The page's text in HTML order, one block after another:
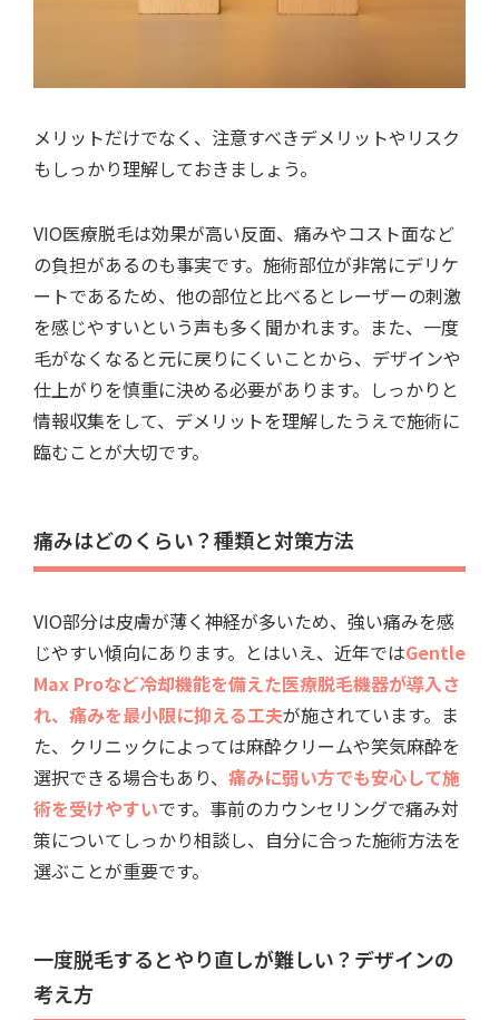
メリットだけでなく、注意すべきデメリットやリスク
もしっかり理解しておきましょう。
VIO医療脱毛は効果が高い反面、痛みやコスト面など
の負担があるのも事実です。施術部位が非常にデリケ
ートであるため、他の部位と比べるとレーザーの刺激
を感じやすいという声も多く聞かれます。また、一度
毛がなくなると元に戻りにくいことから、デザインや
仕上がりを慎重に決める必要があります。しっかりと
情報収集をして、デメリットを理解したうえで施術に
臨むことが大切です。
痛みはどのくらい？種類と対策方法
VIO部分は皮膚が薄く神経が多いため、強い痛みを感
じやすい傾向にあります。とはいえ、近年ではGentle
Max Proなど冷却機能を備えた医療脱毛機器が導入さ
れ、痛みを最小限に抑える工夫が施されています。ま
た、クリニックによっては麻酔クリームや笑気麻酔を
選択できる場合もあり、 痛みに弱い方でも安心して施
術を受けやすいです。事前のカウンセリングで痛み対
策についてしっかり相談し、自分に合った施術方法を
選ぶことが重要です。
一度脱毛するとやり直しが難しい？デザインの
考え方